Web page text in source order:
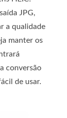
JPG,
a qualidade
manter os
conversão
de usar.